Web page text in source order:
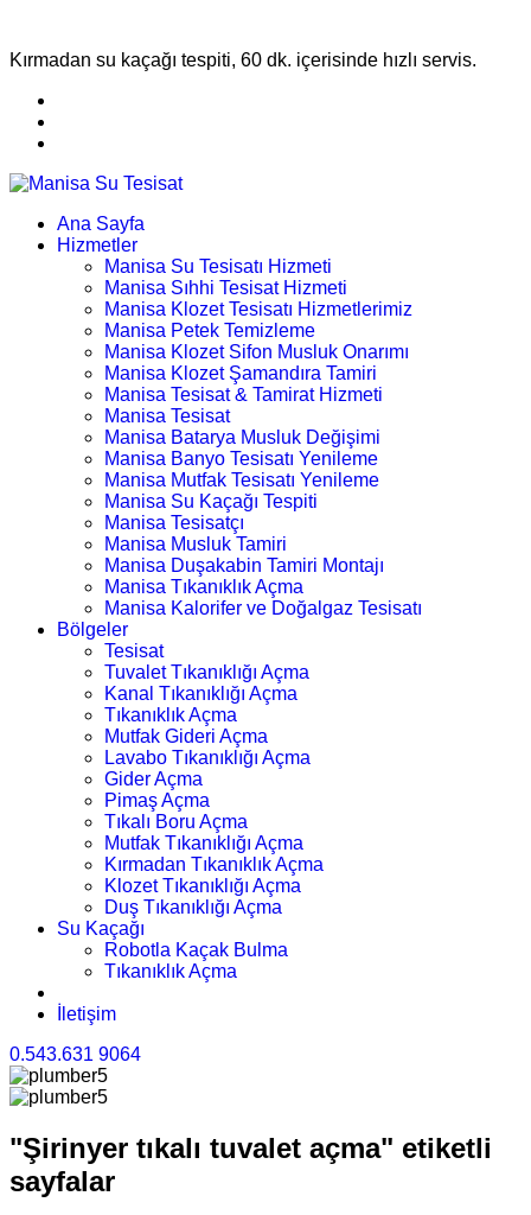
Kırmadan su kaçağı tespiti, 60 dk. içerisinde hızlı servis.
Ana Sayfa
Hizmetler
Manisa Su Tesisatı Hizmeti
Manisa Sıhhi Tesisat Hizmeti
Manisa Klozet Tesisatı Hizmetlerimiz
Manisa Petek Temizleme
Manisa Klozet Sifon Musluk Onarımı
Manisa Klozet Şamandıra Tamiri
Manisa Tesisat & Tamirat Hizmeti
Manisa Tesisat
Manisa Batarya Musluk Değişimi
Manisa Banyo Tesisatı Yenileme
Manisa Mutfak Tesisatı Yenileme
Manisa Su Kaçağı Tespiti
Manisa Tesisatçı
Manisa Musluk Tamiri
Manisa Duşakabin Tamiri Montajı
Manisa Tıkanıklık Açma
Manisa Kalorifer ve Doğalgaz Tesisatı
Bölgeler
Tesisat
Tuvalet Tıkanıklığı Açma
Kanal Tıkanıklığı Açma
Tıkanıklık Açma
Mutfak Gideri Açma
Lavabo Tıkanıklığı Açma
Gider Açma
Pimaş Açma
Tıkalı Boru Açma
Mutfak Tıkanıklığı Açma
Kırmadan Tıkanıklık Açma
Klozet Tıkanıklığı Açma
Duş Tıkanıklığı Açma
Su Kaçağı
Robotla Kaçak Bulma
Tıkanıklık Açma
İletişim
0.543.631 9064
"Şirinyer tıkalı tuvalet açma" etiketli
sayfalar